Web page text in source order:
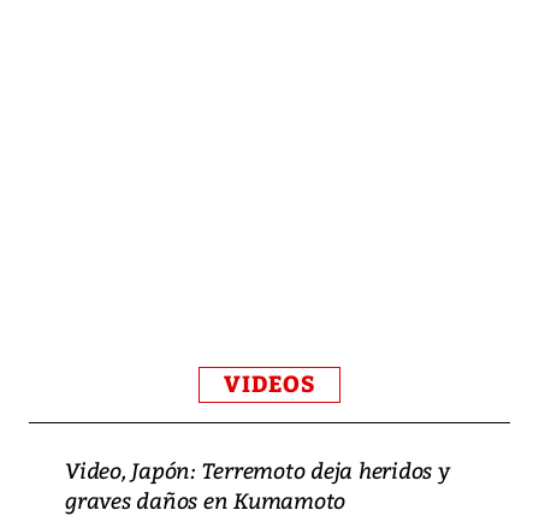
VIDEOS
Video, Japón: Terremoto deja heridos y
graves daños en Kumamoto